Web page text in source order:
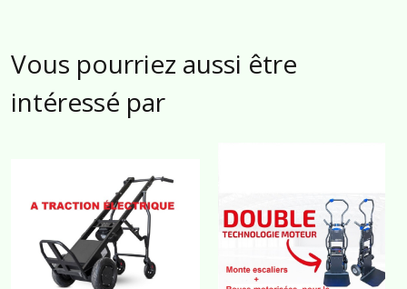
Vous pourriez aussi être
intéressé par